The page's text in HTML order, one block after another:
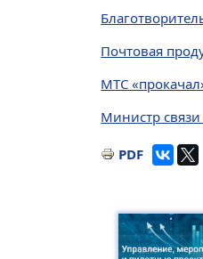
Почтовая
МТС
Министр
PDF